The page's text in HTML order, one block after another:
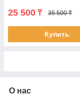
25 500 ₸ 35 500 ₸
Купить
О нас